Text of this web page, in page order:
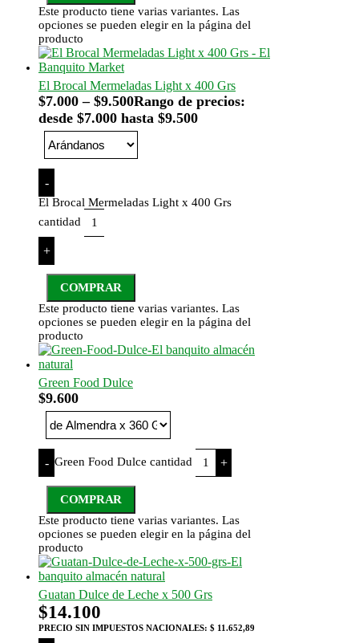
Este producto tiene varias variantes. Las
opciones se pueden elegir en la página del
producto
El Brocal Mermeladas Light x 400 Grs
$7.000 – $9.500Rango de precios:
desde $7.000 hasta $9.500
-
El Brocal Mermeladas Light x 400 Grs
cantidad
+
COMPRAR
Este producto tiene varias variantes. Las
opciones se pueden elegir en la página del
producto
Green Food Dulce
$9.600
- Green Food Dulce cantidad +
COMPRAR
Este producto tiene varias variantes. Las
opciones se pueden elegir en la página del
producto
Guatan Dulce de Leche x 500 Grs
$14.100
PRECIO SIN IMPUESTOS NACIONALES: $ 11.652,89